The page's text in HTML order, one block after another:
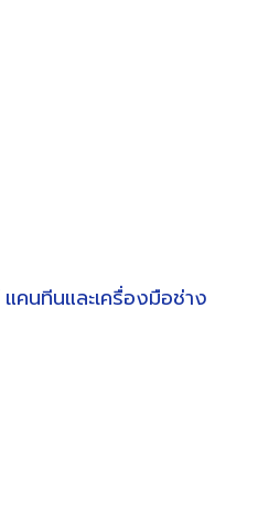
แคนทีนและเครื่องมือช่าง